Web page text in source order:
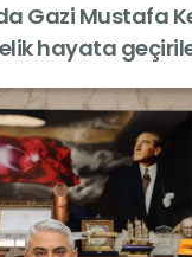
Gazi Mustafa
hayata